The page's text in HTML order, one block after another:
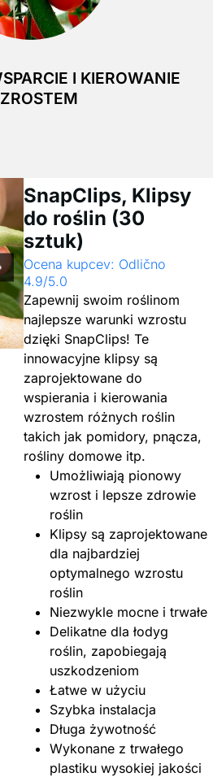
I KIEROWANIE
SnapClips, Klipsy
do roślin (30
sztuk)
Ocena kupcev: Odlično
4.9/5.0
Zapewnij swoim roślinom
najlepsze warunki wzrostu
dzięki SnapClips! Te
innowacyjne klipsy są
zaprojektowane do
wspierania i kierowania
wzrostem różnych roślin
takich jak pomidory, pnącza,
rośliny domowe itp.
Umożliwiają pionowy
wzrost i lepsze zdrowie
roślin
Klipsy są zaprojektowane
dla najbardziej
optymalnego wzrostu
roślin
Niezwykle mocne i trwałe
Delikatne dla łodyg
roślin, zapobiegają
uszkodzeniom
Łatwe w użyciu
Szybka instalacja
Długa żywotność
Wykonane z trwałego
plastiku wysokiej jakości